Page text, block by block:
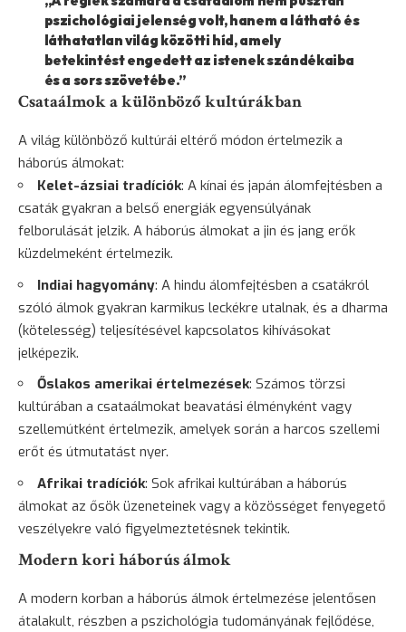
pszichológiai jelenség volt, hanem a látható és
láthatatlan világ közötti híd, amely
betekintést engedett az istenek szándékaiba
és a sors szövetébe.”
Csataálmok a különböző kultúrákban
A világ különböző kultúrái eltérő módon értelmezik a
háborús álmokat:
Kelet-ázsiai tradíciók: A kínai és japán álomfejtésben a
csaták gyakran a belső energiák egyensúlyának
felborulását jelzik. A háborús álmokat a jin és jang erők
küzdelmeként értelmezik.
Indiai hagyomány: A hindu álomfejtésben a csatákról
szóló álmok gyakran karmikus leckékre utalnak, és a dharma
(kötelesség) teljesítésével kapcsolatos kihívásokat
jelképezik.
Őslakos amerikai értelmezések: Számos törzsi
kultúrában a csataálmokat beavatási élményként vagy
szellemútként értelmezik, amelyek során a harcos szellemi
erőt és útmutatást nyer.
Afrikai tradíciók: Sok afrikai kultúrában a háborús
álmokat az ősök üzeneteinek vagy a közösséget fenyegető
veszélyekre való figyelmeztetésnek tekintik.
Modern kori háborús álmok
A modern korban a háborús álmok értelmezése jelentősen
átalakult, részben a pszichológia tudományának fejlődése,